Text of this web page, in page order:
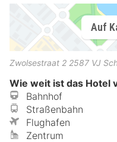
Auf
Zwolsestraat 2 2587 VJ
Wie weit ist das Hotel
Bahnhof
Straßenbahn
Flughafen
Zentrum